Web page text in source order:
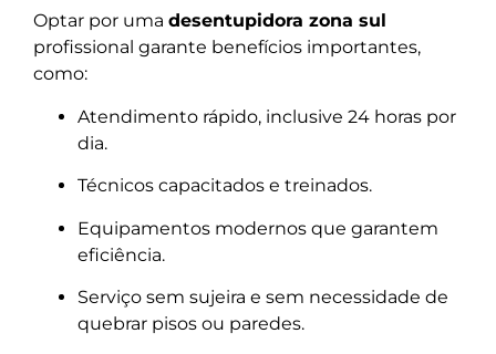
Optar por uma desentupidora zona sul
profissional garante benefícios importantes,
como:
Atendimento rápido, inclusive 24 horas por
dia.
Técnicos capacitados e treinados.
Equipamentos modernos que garantem
eficiência.
Serviço sem sujeira e sem necessidade de
quebrar pisos ou paredes.